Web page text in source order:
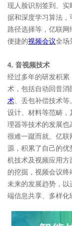
现人脸识别签到、
据和深度学习算法
路径选择等，亿联
便捷的视频会议全场
4. 音视频技术
经过多年的研发积
术，包括自动回音消
术 、丢包补偿技术
设计、材料等范畴
理器等技术的发展也
很难一蹴而就。亿
源，积累了自己的
机技术及视频应用
的挖掘，视频会议
未来的发展趋势，
端信息共享、多样化